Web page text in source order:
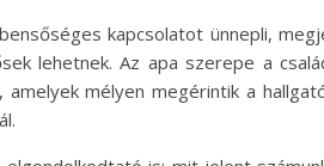
kapcsolatot ünnepli,
lehetnek. Az apa szerepe a
mélyen megérintik a